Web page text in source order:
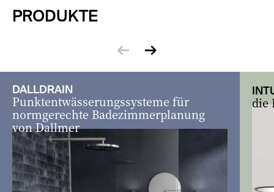
PRODUKTE
zurück
vor
DALLDRAIN
Punktentwässerungssysteme für
normgerechte Badezimmerplanung
von Dallmer
die